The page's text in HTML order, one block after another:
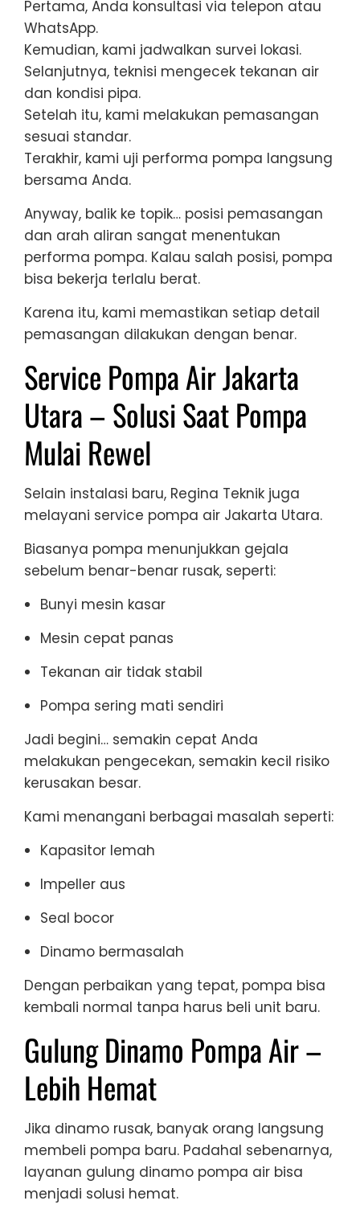
Pertama, Anda konsultasi via telepon atau
WhatsApp.
Kemudian, kami jadwalkan survei lokasi.
Selanjutnya, teknisi mengecek tekanan air
dan kondisi pipa.
Setelah itu, kami melakukan pemasangan
sesuai standar.
Terakhir, kami uji performa pompa langsung
bersama Anda.
Anyway, balik ke topik… posisi pemasangan
dan arah aliran sangat menentukan
performa pompa. Kalau salah posisi, pompa
bisa bekerja terlalu berat.
Karena itu, kami memastikan setiap detail
pemasangan dilakukan dengan benar.
Service Pompa Air Jakarta
Utara – Solusi Saat Pompa
Mulai Rewel
Selain instalasi baru, Regina Teknik juga
melayani service pompa air Jakarta Utara.
Biasanya pompa menunjukkan gejala
sebelum benar-benar rusak, seperti:
Bunyi mesin kasar
Mesin cepat panas
Tekanan air tidak stabil
Pompa sering mati sendiri
Jadi begini… semakin cepat Anda
melakukan pengecekan, semakin kecil risiko
kerusakan besar.
Kami menangani berbagai masalah seperti:
Kapasitor lemah
Impeller aus
Seal bocor
Dinamo bermasalah
Dengan perbaikan yang tepat, pompa bisa
kembali normal tanpa harus beli unit baru.
Gulung Dinamo Pompa Air –
Lebih Hemat
Jika dinamo rusak, banyak orang langsung
membeli pompa baru. Padahal sebenarnya,
layanan gulung dinamo pompa air bisa
menjadi solusi hemat.